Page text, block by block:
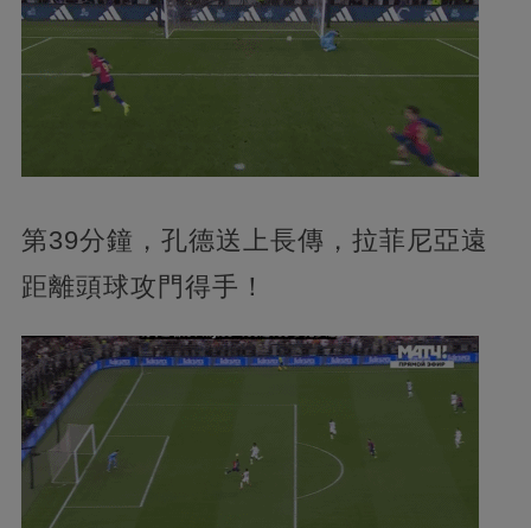
第39分鐘，孔德送上長傳，拉菲尼亞遠
距離頭球攻門得手！